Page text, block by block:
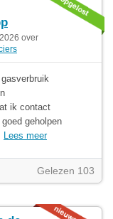
over
ik contact
geholpen
Lees meer
Gelezen 103